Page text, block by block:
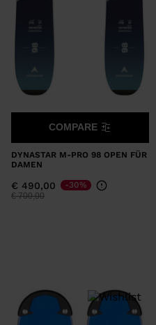
DYNASTAR M-PRO 98 OPEN FÜR
DAMEN
€ 490,00
Preis reduziert von
€ 700,00auf
-30%
COMPARE